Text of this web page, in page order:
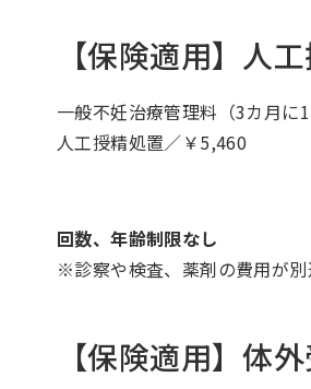
【保険適用】人
一般不妊治療管理料（3カ月に
人工授精処置／￥5,460
回数、年齢制限なし
※診察や検査、薬剤の費用が別
【保険適用】体